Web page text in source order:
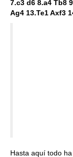
7.c3 d6 8.a4 Tb8
Ag4 13.Te1 Axf3
Hasta aquí todo